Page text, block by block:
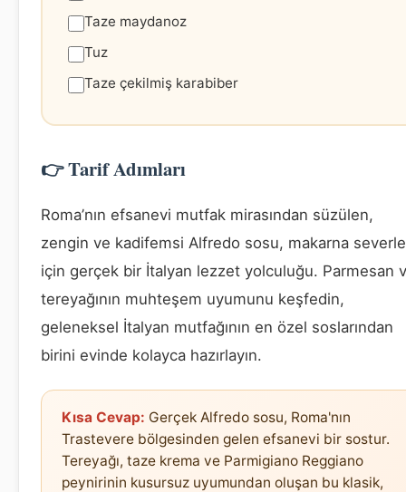
Taze maydanoz
Tuz
Taze çekilmiş karabiber
👉 Tarif Adımları
Roma’nın efsanevi mutfak mirasından süzülen,
zengin ve kadifemsi Alfredo sosu, makarna
için gerçek bir İtalyan lezzet yolculuğu. Parmesan
tereyağının muhteşem uyumunu keşfedin,
geleneksel İtalyan mutfağının en özel soslarından
birini evinde kolayca hazırlayın.
Kısa Cevap: Gerçek Alfredo sosu, Roma'nın
Trastevere bölgesinden gelen efsanevi bir sostur.
Tereyağı, taze krema ve Parmigiano Reggiano
peynirinin kusursuz uyumundan oluşan bu klasik,